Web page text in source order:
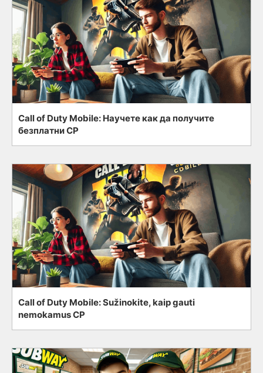
Call of Duty Mobile: Научете как да получите
безплатни CP
Call of Duty Mobile: Sužinokite, kaip gauti
nemokamus CP